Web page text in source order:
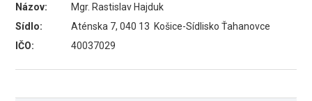
Názov:
Mgr. Rastislav Hajduk
Sídlo:
Aténska 7, 040 13 Košice-Sídlisko Ťahanovce
IČO:
40037029